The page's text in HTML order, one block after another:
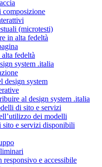
composizione
(microtesti)
in alta fedeltà
fedeltà
system .italia
design system
al design system .italia
di sito e servizi
dei modelli
e servizi disponibili
responsivo e accessibile